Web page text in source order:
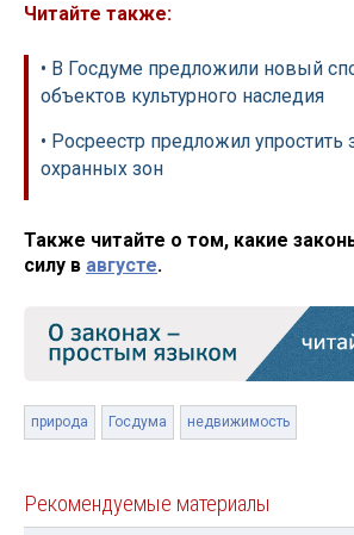
Читайте также:
• В Госдуме предложили новый
объектов культурного наследия
• Росреестр предложил упростить
охранных зон
Также читайте о том, какие
силу в августе.
природа Госдума недвижимость
Рекомендуемые материалы